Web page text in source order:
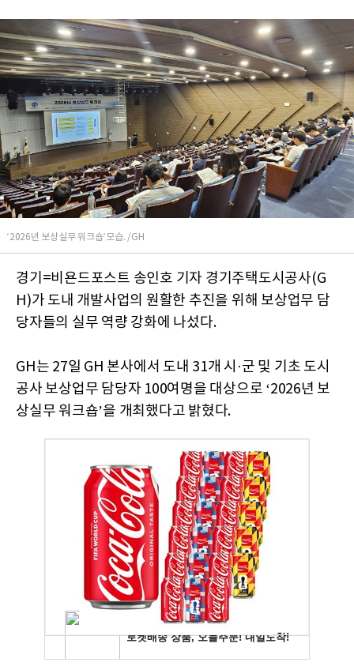
‘2026년 보상실무 워크숍’모습. /GH
경기=비욘드포스트 송인호 기자 경기주택도시공사(G
H)가 도내 개발사업의 원활한 추진을 위해 보상업무 담
당자들의 실무 역량 강화에 나섰다.
GH는 27일 GH 본사에서 도내 31개 시·군 및 기초 도시
공사 보상업무 담당자 100여명을 대상으로 ‘2026년 보
상실무 워크숍’을 개최했다고 밝혔다.